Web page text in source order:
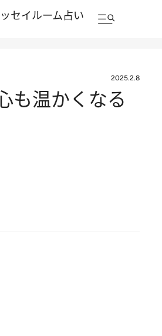
セイルーム占い
2025.2.8
も温かくなる